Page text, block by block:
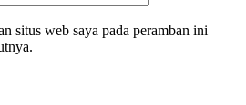
situs web saya pada peramban ini